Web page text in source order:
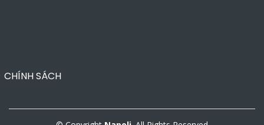
CHÍNH SÁCH